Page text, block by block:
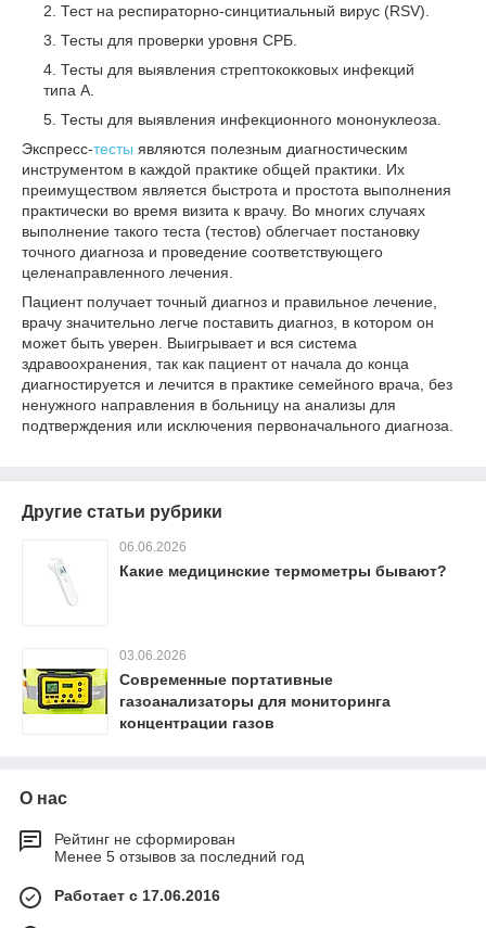
Тест на респираторно-синцитиальный вирус (RSV).
Тесты для проверки уровня СРБ.
Тесты для выявления стрептококковых инфекций
типа А.
Тесты для выявления инфекционного мононуклеоза.
Экспресс-тесты являются полезным диагностическим
инструментом в каждой практике общей практики. Их
преимуществом является быстрота и простота выполнения
практически во время визита к врачу. Во многих случаях
выполнение такого теста (тестов) облегчает постановку
точного диагноза и проведение соответствующего
целенаправленного лечения.
Пациент получает точный диагноз и правильное лечение,
врачу значительно легче поставить диагноз, в котором он
может быть уверен. Выигрывает и вся система
здравоохранения, так как пациент от начала до конца
диагностируется и лечится в практике семейного врача, без
ненужного направления в больницу на анализы для
подтверждения или исключения первоначального диагноза.
Другие статьи рубрики
06.06.2026
Какие медицинские термометры бывают?
03.06.2026
Современные портативные
газоанализаторы для мониторинга
концентрации газов
О нас
Рейтинг не сформирован
Менее 5 отзывов за последний год
Работает с 17.06.2016